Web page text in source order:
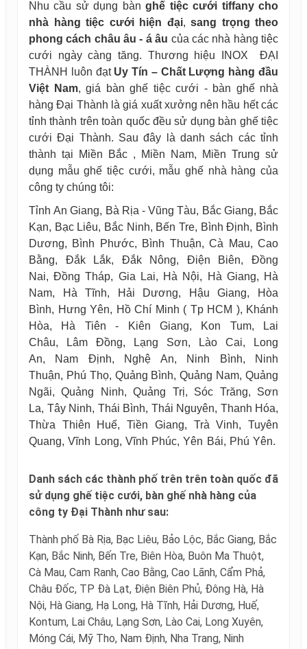
Nhu cầu sử dụng bànghế tiệc cưới tiffany cho
nhà hàng tiệc cưới hiện đại, sang trọng theo
phong cách châu âu - á âu của các nhà hàng tiệc
cưới ngày càng tăng. Thương hiệu INOX ĐẠI
THÀNH luôn đạt Uy Tín – Chất Lượng hàng đầu
Việt Nam, giá bàn ghế tiệc cưới - bàn ghế nhà
hàng Đại Thành là giá xuất xưởng nên hầu hết các
tỉnh thành trên toàn quốc đều sử dụng bàn ghế tiệc
cưới Đại Thành. Sau đây là danh sách các tỉnh
thành tại Miền Bắc , Miền Nam, Miền Trung sử
dụng mẫu ghế tiệc cưới, mẫu ghế nhà hàng của
công ty chúng tôi:
Tỉnh An Giang, Bà Rịa - Vũng Tàu, Bắc Giang, Bắc
Kạn, Bạc Liêu, Bắc Ninh, Bến Tre, Bình Định, Bình
Dương, Bình Phước, Bình Thuận, Cà Mau, Cao
Bằng, Đắk Lắk, Đắk Nông, Điện Biên, Đồng
Nai, Đồng Tháp, Gia Lai, Hà Nội, Hà Giang, Hà
Nam, Hà Tĩnh, Hải Dương, Hậu Giang, Hòa
Bình, Hưng Yên, Hồ Chí Minh ( Tp HCM ), Khánh
Hòa, Hà Tiên - Kiên Giang, Kon Tum, Lai
Châu, Lâm Đồng, Lạng Sơn, Lào Cai, Long
An, Nam Định, Nghệ An, Ninh Bình, Ninh
Thuận, Phú Thọ, Quảng Bình, Quảng Nam, Quảng
Ngãi, Quảng Ninh, Quảng Trị, Sóc Trăng, Sơn
La, Tây Ninh, Thái Bình, Thái Nguyên, Thanh Hóa,
Thừa Thiên Huế, Tiền Giang, Trà Vinh, Tuyên
Quang, Vĩnh Long, Vĩnh Phúc, Yên Bái, Phú Yên.
Danh sách các thành phố trên trên toàn quốc đã
sử dụng ghế tiệc cưới, bàn ghế nhà hàng của
công ty Đại Thành như sau:
Thành phố Bà Rịa, Bạc Liêu, Bảo Lộc, Bắc Giang, Bắc
Kạn, Bắc Ninh, Bến Tre, Biên Hòa, Buôn Ma Thuột,
Cà Mau, Cam Ranh, Cao Bằng, Cao Lãnh, Cẩm Phả,
Châu Đốc, TP Đà Lạt, Điện Biên Phủ, Đông Hà, Hà
Nội, Hà Giang, Hạ Long, Hà Tĩnh, Hải Dương, Huế,
Kontum, Lai Châu, Lạng Sơn, Lào Cai, Long Xuyên,
Móng Cái, Mỹ Tho, Nam Định, Nha Trang, Ninh